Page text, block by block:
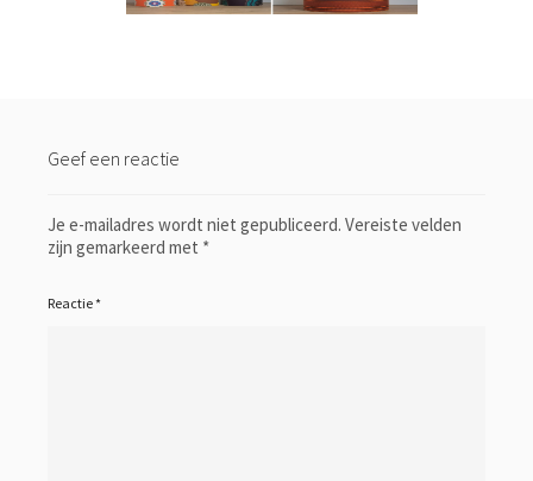
Geef een reactie
Je e-mailadres wordt niet gepubliceerd. Vereiste velden
zijn gemarkeerd met *
Reactie*